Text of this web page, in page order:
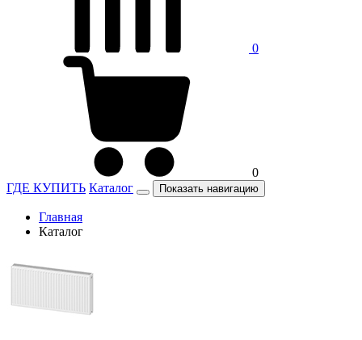
0
0
ГДЕ КУПИТЬ Каталог Показать навигацию
Главная
Каталог